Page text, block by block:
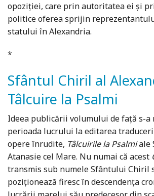
opoziției, care prin autoritatea ei și
politice oferea sprijin
statului în Alexandria.
*
Sfântul Chiril al
Tâlcuire la Psalmi
Ideea publicării volumului de față s-a
perioada lucrului la editarea
opere înrudite, Tâlcuirile la Psalmiale
Atanasie cel Mare. Nu numai că acest
transmis sub numele Sfântului Chiril
poziționează firesc în descendența